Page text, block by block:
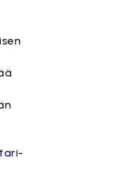
-